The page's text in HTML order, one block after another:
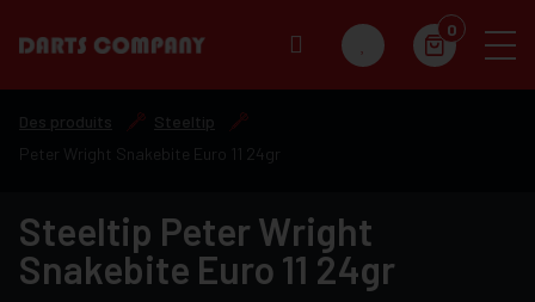
0
Des produits
Steeltip
Peter Wright Snakebite Euro 11 24gr
Steeltip Peter Wright
Snakebite Euro 11 24gr